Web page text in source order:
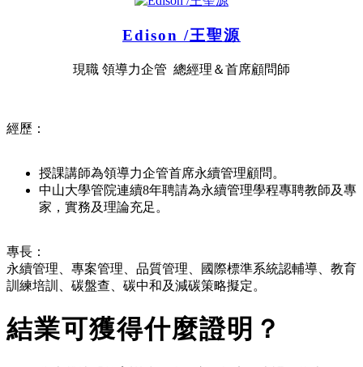
Edison /王聖源
現職 領導力企管 總經理＆首席顧問師
經歷：
授課講師為領導力企管首席永續管理顧問。
中山大學管院連續8年聘請為永續管理學程專聘教師及專
家，實務及理論充足。
專長：
永續管理、專案管理、品質管理、國際標準系統認輔導、教育
訓練培訓、碳盤查、碳中和及減碳策略擬定。
結業可獲得什麼證明？